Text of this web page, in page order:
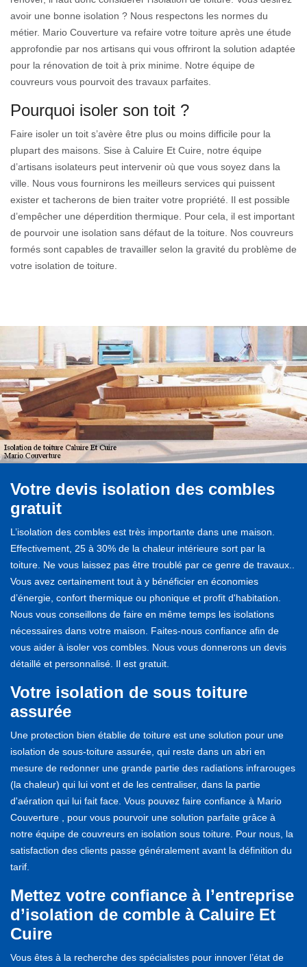
avoir une bonne isolation ? Nous respectons les normes du
métier. Mario Couverture va refaire votre toiture après une étude
approfondie par nos artisans qui vous offriront la solution adaptée
pour la rénovation de toit à prix minime. Notre équipe de
couvreurs vous pourvoit des travaux parfaites.
Pourquoi isoler son toit ?
Faire isoler un toit s’avère être plus ou moins difficile pour la
plupart des maisons. Sise à Caluire Et Cuire, notre équipe
d’artisans isolateurs peut intervenir où que vous soyez dans la
ville. Nous vous fournirons les meilleurs services qui puissent
exister et tacherons de bien traiter votre propriété. Il est possible
d’empêcher une déperdition thermique. Pour cela, il est important
de pourvoir une isolation sans défaut de la toiture. Nos couvreurs
formés sont capables de travailler selon la gravité du problème de
votre isolation de toiture.
Votre devis isolation des combles
gratuit
L’isolation des combles est très importante dans une maison.
Effectivement, 25 à 30% de la chaleur intérieure sort par la
toiture. Ne vous laissez pas être troublé par ce genre de travaux..
Vous avez certainement tout à y bénéficier en économies
d’énergie, confort thermique ou phonique et profit d'habitation.
Nous vous conseillons de faire en même temps les isolations
nécessaires dans votre maison. Faites-nous confiance afin de
vous aider à isoler vos combles. Nous vous donnerons un devis
détaillé et personnalisé. Il est gratuit.
Votre isolation de sous toiture
assurée
Une protection bien établie de toiture est une solution pour une
isolation de sous-toiture assurée, qui reste dans un abri en
mesure de redonner une grande partie des radiations infrarouges
(la chaleur) qui lui vont et de les centraliser, dans la partie
d'aération qui lui fait face. Vous pouvez faire confiance à Mario
Couverture , pour vous pourvoir une solution parfaite grâce à
notre équipe de couvreurs en isolation sous toiture. Pour nous, la
satisfaction des clients passe généralement avant la définition du
tarif.
Mettez votre confiance à l’entreprise
d’isolation de comble à Caluire Et
Cuire
Vous êtes à la recherche des spécialistes pour innover l’état de